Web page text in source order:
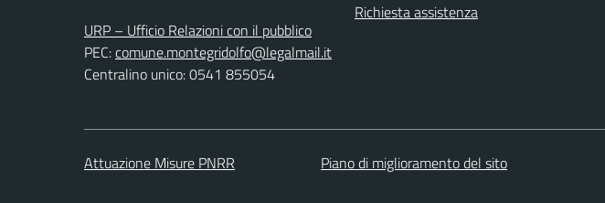
URP – Ufficio Relazioni con il pubblico
PEC:comune.montegridolfo@legalmail.it
Centralino unico: 0541 855054
Richiesta assistenza
Attuazione Misure PNRR Piano di miglioramento del sito